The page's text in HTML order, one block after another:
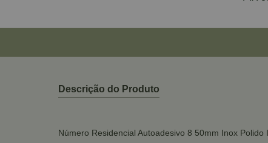
Descrição do Produto
Número Residencial Autoadesivo 8 50mm Inox Polido